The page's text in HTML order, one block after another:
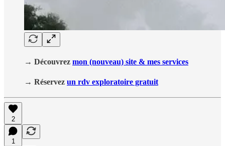
→ Découvrez mon (nouveau) site & mes services
→ Réservez un rdv exploratoire gratuit
2
1